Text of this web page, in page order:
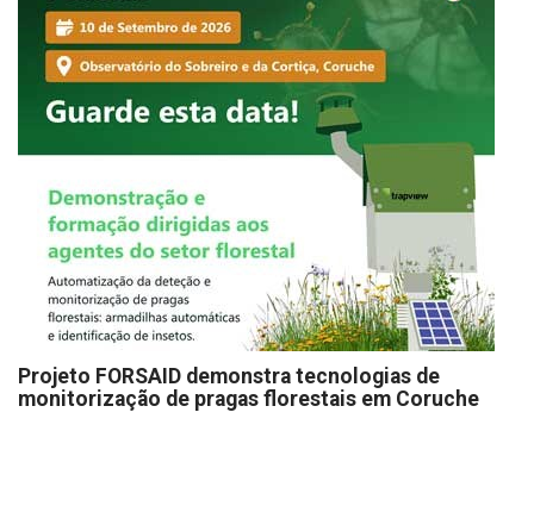
Projeto FORSAID demonstra tecnologias de
monitorização de pragas florestais em Coruche